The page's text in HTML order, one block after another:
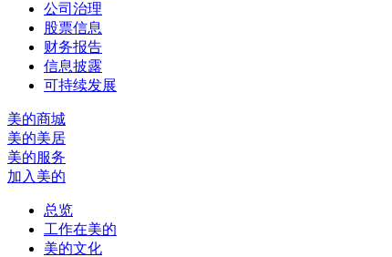
公司治理
股票信息
财务报告
信息披露
可持续发展
美的商城
美的美居
美的服务
加入美的
总览
工作在美的
美的文化